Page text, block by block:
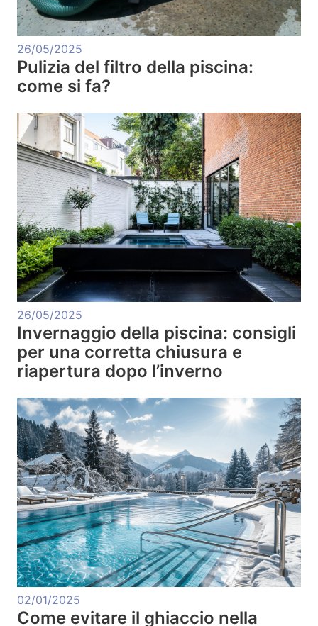
26/05/2025
Pulizia del filtro della piscina:
come si fa?
26/05/2025
Invernaggio della piscina: consigli
per una corretta chiusura e
riapertura dopo l’inverno
02/01/2025
Come evitare il ghiaccio nella